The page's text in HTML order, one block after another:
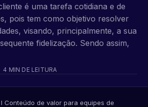
é uma tarefa cotidiana e de
pois tem como objetivo resolver
visando, principalmente, a sua
fidelização. Sendo assim,
4 MIN DE LEITURA
Conteúdo de valor para equipes de